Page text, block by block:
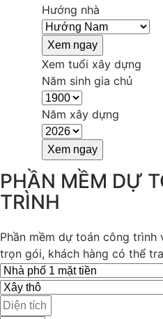
Hướng nhà
Xem tuổi xây dựng
Năm sinh gia chủ
Năm xây dựng
PHẦN MỀM DỰ
TRÌNH
Phần mềm dự toán công trình
trọn gói, khách hàng có thể